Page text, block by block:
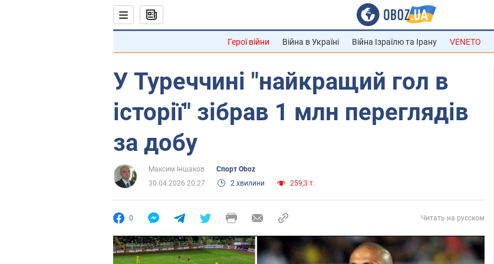
Герої війни Війна в Україні Війна Ізраїлю та Ірану VENETO
У Туреччині "найкращий гол в
історії" зібрав 1 млн переглядів
за добу
Максим Іншаков
Спорт Oboz
30.04.2026 20:27
2 хвилини 259,3 т.
0 Читать на русском